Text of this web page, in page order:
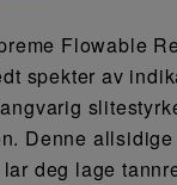
Flowable
spekter av
Denne allsidige
deg lage